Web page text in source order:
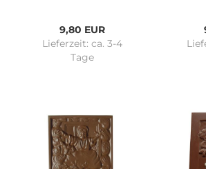
9,80 EUR
Lieferzeit: ca. 3-4
Tage